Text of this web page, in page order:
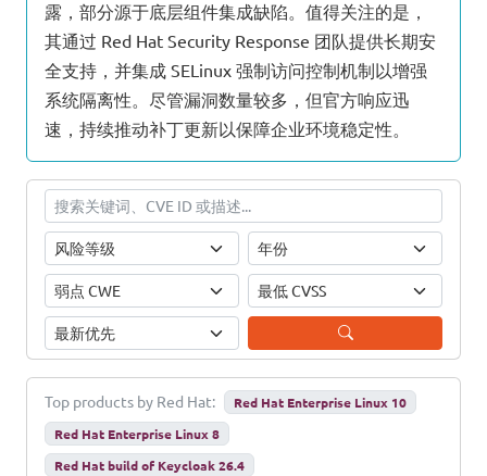
露，部分源于底层组件集成缺陷。值得关注的是，
其通过 Red Hat Security Response 团队提供长期安
全支持，并集成 SELinux 强制访问控制机制以增强
系统隔离性。尽管漏洞数量较多，但官方响应迅
速，持续推动补丁更新以保障企业环境稳定性。
Top products by Red Hat:
Red Hat Enterprise Linux 10
Red Hat Enterprise Linux 8
Red Hat build of Keycloak 26.4